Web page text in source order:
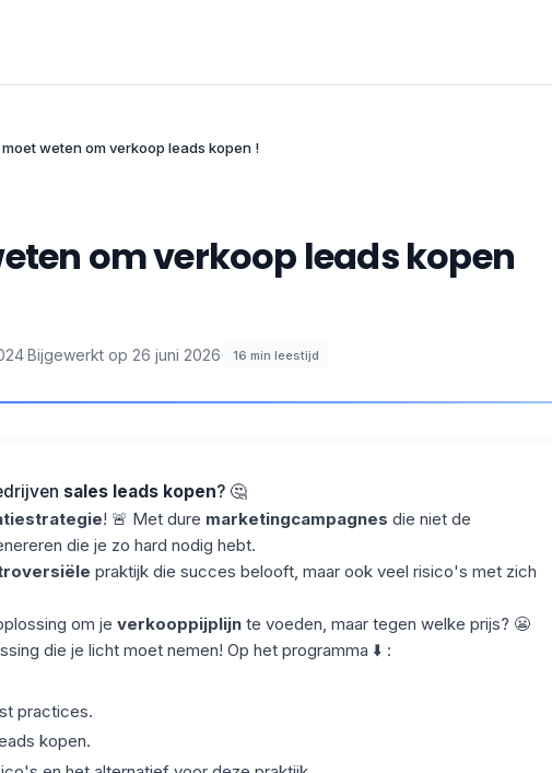
weten om verkoop leads kopen !
om verkoop leads kopen
·Bijgewerkt op 26 juni 2026· 16 min leestijd
sales leads kopen? 🤔
! 🚨 Met dure marketingcampagnes die niet de
die je zo hard nodig hebt.
praktijk die succes belooft, maar ook veel risico's met zich
om je verkooppijplijnte voeden, maar tegen welke prijs? 😬
die je licht moet nemen! Op het programma ⬇️ :
practices.
kopen.